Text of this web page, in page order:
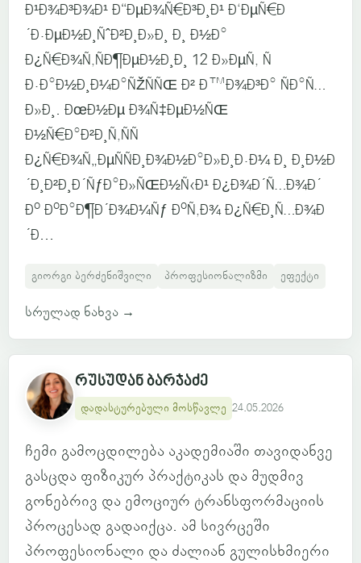
Ð¹Ð¾Ð³Ð¾Ð¹ Ð“ÐµÐ¾Ñ€Ð³Ð¸Ð¹ Ð‘ÐµÑ€Ð
´Ð·ÐµÐ½Ð¸ÑˆÐ²Ð¸Ð»Ð¸ Ð¸ Ð½Ð°
Ð¿Ñ€Ð¾Ñ‚ÑÐ¶ÐµÐ½Ð¸Ð¸ 12 Ð»ÐµÑ‚ Ñ
Ð·Ð°Ð½Ð¸Ð¼Ð°ÑŽÑÑŒ Ð² Ð™Ð¾Ð³Ð° ÑÐ°Ñ…
Ð»Ð¸. ÐœÐ½Ðµ Ð¾Ñ‡ÐµÐ½ÑŒ
Ð½Ñ€Ð°Ð²Ð¸Ñ‚ÑÑ
Ð¿Ñ€Ð¾Ñ„ÐµÑÑÐ¸Ð¾Ð½Ð°Ð»Ð¸Ð·Ð¼ Ð¸ Ð¸Ð½Ð
´Ð¸Ð²Ð¸Ð´ÑƒÐ°Ð»ÑŒÐ½Ñ‹Ð¹ Ð¿Ð¾Ð´Ñ…Ð¾Ð´
Ðº ÐºÐ°Ð¶Ð´Ð¾Ð¼Ñƒ ÐºÑ‚Ð¾ Ð¿Ñ€Ð¸Ñ…Ð¾Ð
´Ð...
გიორგი ბერძენიშვილი პროფესიონალიზმი ეფექტი
სრულად ნახვა →
რუსუდან ბარჯაძე
დადასტურებული მოსწავლე 24.05.2026
ჩემი გამოცდილება აკადემიაში თავიდანვე
გასცდა ფიზიკურ პრაქტიკას და მუდმივ
გონებრივ და ემოციურ ტრანსფორმაციის
პროცესად გადაიქცა. ამ სივრცეში
პროფესიონალი და ძალიან გულისხმიერი